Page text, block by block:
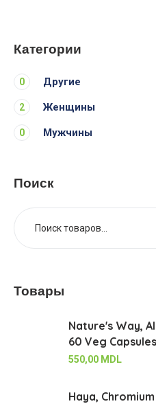
Категории
Другие
0
Женщины
2
Мужчины
0
Поиск
Товары
Nature's Way,
60 Veg Capsules
550,00 MDL
Haya,